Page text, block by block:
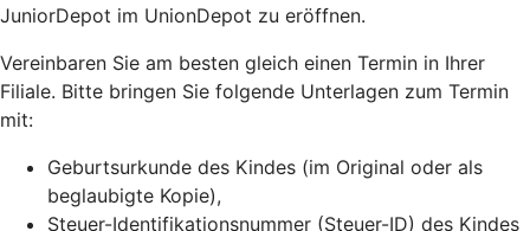
JuniorDepot im UnionDepot zu eröffnen.
Vereinbaren Sie am besten gleich einen Termin in Ihrer
Filiale. Bitte bringen Sie folgende Unterlagen zum Termin
mit:
Geburtsurkunde des Kindes (im Original oder als
beglaubigte Kopie),
Steuer-Identifikationsnummer (Steuer-ID) des Kindes